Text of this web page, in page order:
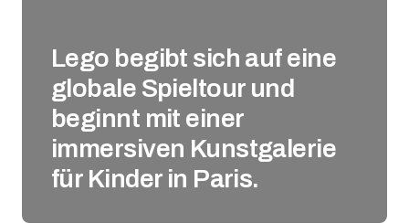
Lego begibt sich auf eine
globale Spieltour und
beginnt mit einer
immersiven Kunstgalerie
für Kinder in Paris.